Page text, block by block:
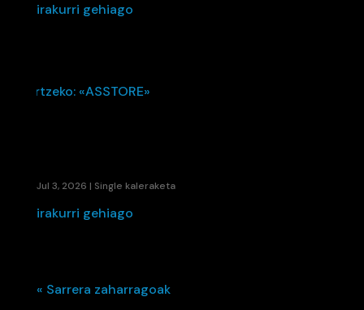
irakurri gehiago
Jul 3, 2026 | Single kaleraketa
irakurri gehiago
« Sarrera zaharragoak